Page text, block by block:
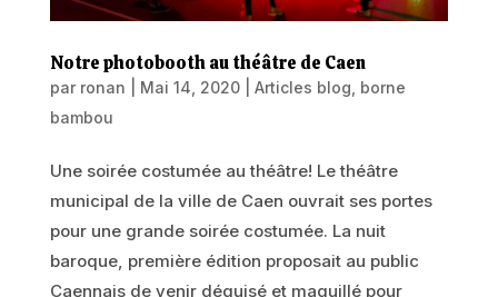
Notre photobooth au théâtre de Caen
par ronan Mai 14, 2020| Articles blog borne
bambou
Une soirée costumée au théâtre! Le théâtre
municipal de la ville de Caen ouvrait ses portes
pour une grande soirée costumée. La nuit
baroque, première édition proposait au public
Caennais de venir déguisé et maquillé pour